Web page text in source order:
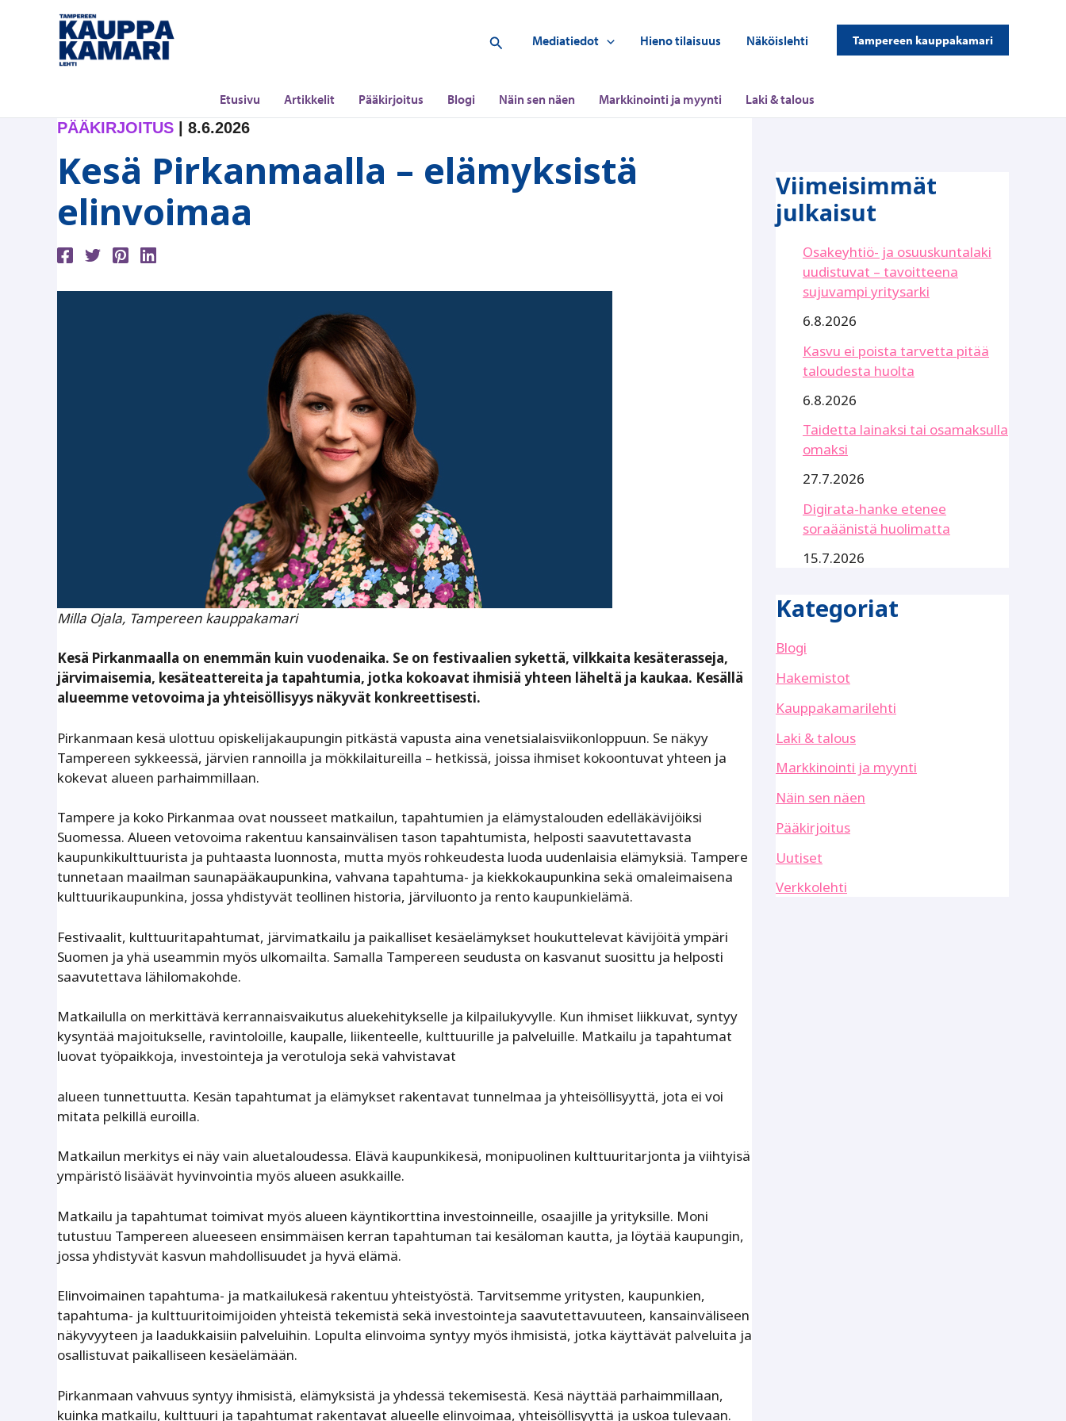
Hae Mediatiedot Hieno tilaisuus Näköislehti Tampereen kauppakamari
Etusivu Artikkelit Pääkirjoitus Blogi Näin sen näen Markkinointi ja myynti Laki & talous
PÄÄKIRJOITUS | 8.6.2026
Kesä Pirkanmaalla – elämyksistä
elinvoimaa
Milla Ojala, Tampereen kauppakamari
Kesä Pirkanmaalla on enemmän kuin vuodenaika. Se on festivaalien sykettä, vilkkaita kesäterasseja,
järvimaisemia, kesäteattereita ja tapahtumia, jotka kokoavat ihmisiä yhteen läheltä ja kaukaa. Kesällä
alueemme vetovoima ja ­yhteisöllisyys näkyvät konkreettisesti.
Pirkanmaan kesä ulottuu opiskelijakaupungin pitkästä ­vapusta aina venetsialaisviikonloppuun. Se näkyy
Tampereen sykkeessä, järvien rannoilla ja mökkilaitureilla – hetkissä, joissa ihmiset kokoontuvat yhteen ja
kokevat alueen parhaimmillaan.
Tampere ja koko Pirkanmaa ovat nousseet matkailun, tapahtumien ja elämystalouden edelläkävijöiksi
Suomessa. Alueen vetovoima rakentuu kansainvälisen tason tapahtumista, helposti saavutettavasta
kaupunkikulttuurista ja puhtaasta luonnosta, mutta myös rohkeudesta luoda uudenlaisia elämyksiä. Tampere
tunnetaan maailman saunapääkaupunkina, vahvana tapahtuma- ja kiekkokaupunkina sekä omaleimaisena
kulttuurikaupunkina, jossa yhdistyvät teollinen historia, järviluonto ja rento kaupunkielämä.
Festivaalit, kulttuuritapahtumat, järvimatkailu ja paikalliset kesäelämykset houkuttelevat kävijöitä ympäri
Suomen ja yhä useammin myös ulkomailta. Samalla Tampereen seudusta on kasvanut suosittu ja helposti
saavutettava lähi­lomakohde.
Matkailulla on merkittävä kerrannaisvaikutus aluekehitykselle ja kilpailukyvylle. Kun ihmiset liikkuvat, syntyy
kysyntää majoitukselle, ravintoloille, kaupalle, liikenteelle, kulttuurille ja palveluille. Matkailu ja tapahtumat
luovat työpaikkoja, investointeja ja verotuloja sekä vahvistavat
alueen tunnettuutta. Kesän tapahtumat ja elämykset rakentavat tunnelmaa ja yhteisöllisyyttä, jota ei voi
mitata pelkillä euroilla.
Matkailun merkitys ei näy vain aluetaloudessa. Elävä kaupunkikesä, monipuolinen kulttuuritarjonta ja viihtyisä
ympäristö lisäävät hyvinvointia myös alueen asukkaille.
Matkailu ja tapahtumat toimivat myös alueen käyntikorttina investoinneille, osaajille ja yrityksille. Moni
tutustuu Tampereen alueeseen ensimmäisen kerran tapahtuman tai kesäloman kautta, ja löytää kaupungin,
jossa yhdistyvät kasvun mahdollisuudet ja hyvä elämä.
Elinvoimainen tapahtuma- ja matkailukesä rakentuu yhteistyöstä. Tarvitsemme yritysten, kaupunkien,
tapahtuma- ja kulttuuritoimijoiden yhteistä tekemistä sekä investointeja saavutettavuuteen, kansainväliseen
näkyvyyteen ja laadukkaisiin palveluihin. Lopulta elinvoima syntyy myös ihmisistä, jotka käyttävät palveluita ja
osallistuvat paikalliseen kesäelämään.
Pirkanmaan vahvuus syntyy ihmisistä, elämyksistä ja yhdessä tekemisestä. Kesä näyttää parhaimmillaan,
kuinka matkailu, kulttuuri ja tapahtumat rakentavat alueelle elinvoimaa, yhteisöllisyyttä ja uskoa tulevaan.
Viimeisimmät
julkaisut
Osakeyhtiö- ja osuuskuntalaki
uudistuvat – tavoitteena
sujuvampi yritysarki
6.8.2026
Kasvu ei poista tarvetta pitää
taloudesta huolta
6.8.2026
Taidetta lainaksi tai osamaksulla
omaksi
27.7.2026
Digirata-hanke etenee
soraäänistä huolimatta
15.7.2026
Kategoriat
Blogi
Hakemistot
Kauppakamarilehti
Laki & talous
Markkinointi ja myynti
Näin sen näen
Pääkirjoitus
Uutiset
Verkkolehti